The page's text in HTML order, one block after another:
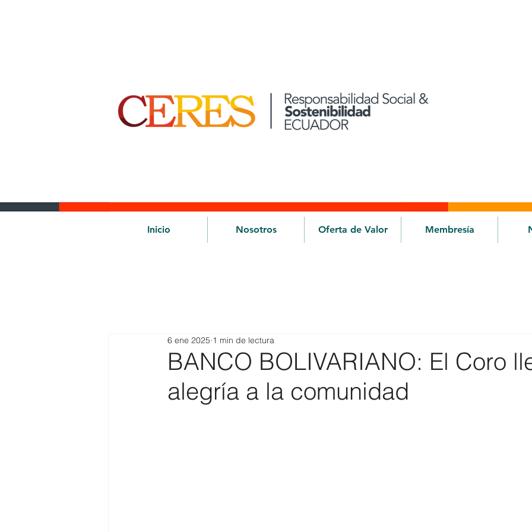
Inicio Nosotros Oferta de Valor Membresía
BANCO BOLIVARIANO: El Coro
alegría a la comunidad
6 ene 2025 1 min de lectura